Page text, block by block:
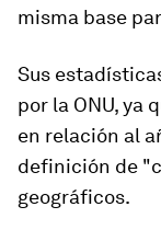
misma base
Sus
por la ONU, ya
en relación al
definición de
geográficos.